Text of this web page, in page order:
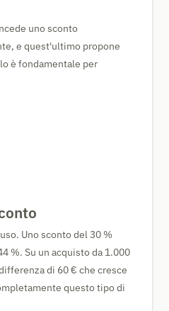
uno sconto
e quest'ultimo propone
è fondamentale per
Uno sconto del 30 %
%. Su un acquisto da 1.000
di 60 € che cresce
questo tipo di